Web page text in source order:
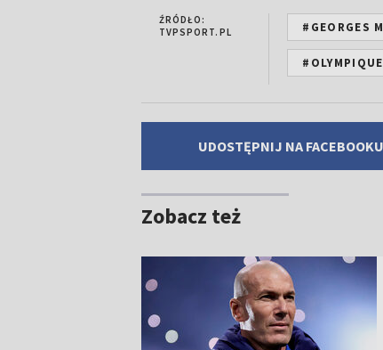
ŹRÓDŁO:
TVPSPORT.PL
#GEORGES
UDOSTĘPNIJ NA FACEBOOKU
Zobacz też